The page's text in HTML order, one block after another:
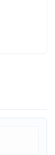
我在找
，然後整理
序。
易爆紅，因
都要問失敗
全 remote